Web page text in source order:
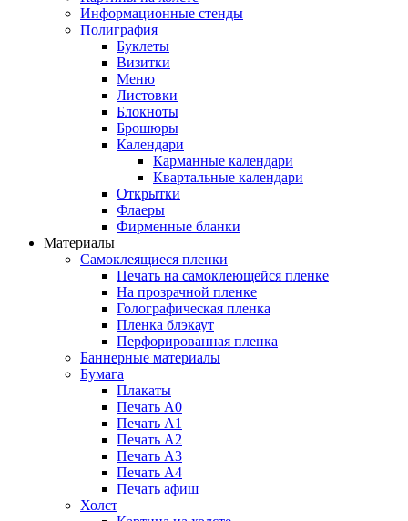
Информационные стенды
Полиграфия
Буклеты
Визитки
Меню
Листовки
Блокноты
Брошюры
Календари
Карманные календари
Квартальные календари
Открытки
Флаеры
Фирменные бланки
Материалы
Самоклеящиеся пленки
Печать на самоклеющейся пленке
На прозрачной пленке
Голографическая пленка
Пленка блэкаут
Перфорированная пленка
Баннерные материалы
Бумага
Плакаты
Печать А0
Печать А1
Печать А2
Печать А3
Печать А4
Печать афиш
Холст